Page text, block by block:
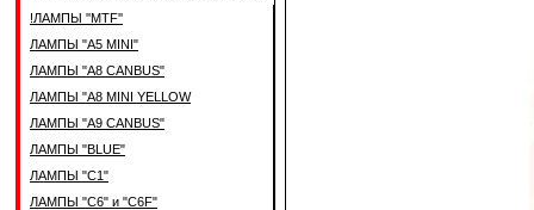
!ЛАМПЫ ''MTF''
ЛАМПЫ "A5 MINI"
ЛАМПЫ "A8 CANBUS"
ЛАМПЫ "A8 MINI YELLOW
ЛАМПЫ "A9 CANBUS"
ЛАМПЫ "BLUE"
ЛАМПЫ "C1"
ЛАМПЫ "C6" и "C6F"